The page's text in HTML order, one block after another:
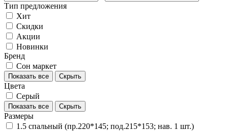
Тип предложения
Хит
Скидки
Акции
Новинки
Бренд
Сон маркет
Показать все Скрыть
Цвета
Серый
Показать все Скрыть
Размеры
1.5 спальный (пр.220*145; под.215*153; нав. 1 шт.)